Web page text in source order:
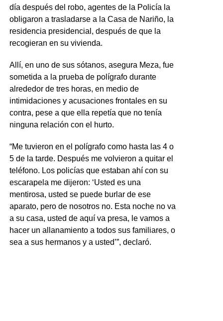
día después del robo, agentes de la Policía la
obligaron a trasladarse a la Casa de Nariño, la
residencia presidencial, después de que la
recogieran en su vivienda.
Allí, en uno de sus sótanos, asegura Meza, fue
sometida a la prueba de polígrafo durante
alrededor de tres horas, en medio de
intimidaciones y acusaciones frontales en su
contra, pese a que ella repetía que no tenía
ninguna relación con el hurto.
“Me tuvieron en el polígrafo como hasta las 4 o
5 de la tarde. Después me volvieron a quitar el
teléfono. Los policías que estaban ahí con su
escarapela me dijeron: ‘Usted es una
mentirosa, usted se puede burlar de ese
aparato, pero de nosotros no. Esta noche no va
a su casa, usted de aquí va presa, le vamos a
hacer un allanamiento a todos sus familiares, o
sea a sus hermanos y a usted’”, declaró.